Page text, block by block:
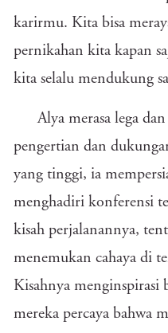
karirmu. Kita bisa
pernikahan kita kapan
kita selalu mendukung
Alya merasa lega
pengertian dan
yang tinggi, ia
menghadiri konferensi
kisah perjalanannya,
menemukan cahaya di
Kisahnya menginspirasi
mereka percaya bahwa